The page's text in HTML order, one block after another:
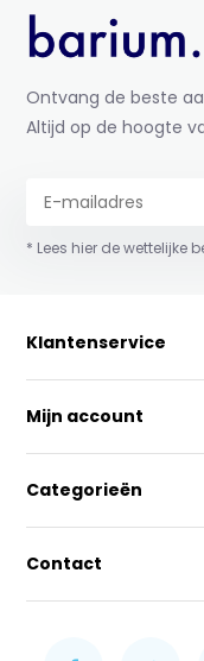
Ontvang de beste
Altijd op de hoogte
* Lees hier de wettelijke
Klantenservice
Mijn account
Categorieën
Contact